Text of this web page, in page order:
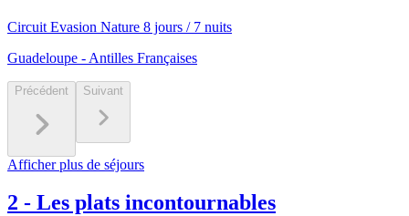
Circuit Evasion Nature 8 jours / 7 nuits
Guadeloupe - Antilles Françaises
Précédent Suivant
Afficher plus de séjours
2 - Les plats incontournables